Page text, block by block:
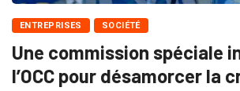
ENTREPRISES SOCIÉTÉ
Une commission spéciale
l’OCC pour désamorcer la